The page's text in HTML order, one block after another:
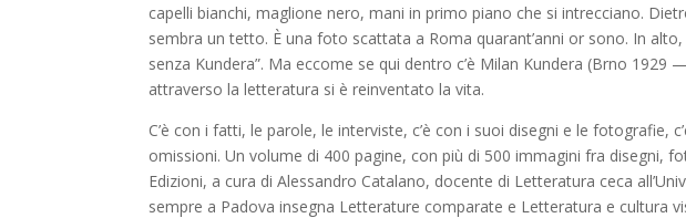
capelli bianchi, maglione nero, mani in primo piano che si intrecciano.
sembra un tetto. È una foto scattata a Roma quarant’anni or sono. In
senza Kundera”. Ma eccome se qui dentro c’è Milan Kundera (Brno
attraverso la letteratura si è reinventato la vita.
C’è con i fatti, le parole, le interviste, c’è con i suoi disegni e le fotografie,
omissioni. Un volume di 400 pagine, con più di 500 immagini fra disegni,
Edizioni, a cura di Alessandro Catalano, docente di Letteratura ceca
sempre a Padova insegna Letterature comparate e Letteratura e cultura